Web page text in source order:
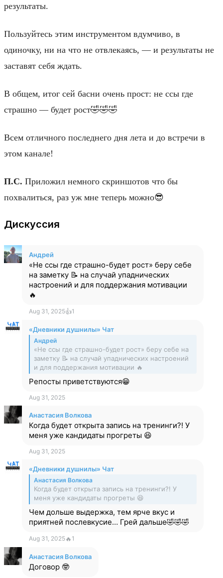
результаты.
Пользуйтесь этим инструментом вдумчиво, в
одиночку, ни на что не отвлекаясь, — и результаты не
заставят себя ждать.
В общем, итог сей басни очень прост: не ссы где
страшно — будет рост🤣🤣🤣
Всем отличного последнего дня лета и до встречи в
этом канале!
П.С. Приложил немного скриншотов что бы
похвалиться, раз уж мне теперь можно😎
Дискуссия
Андрей
«Не ссы где страшно-будет рост» беру себе
на заметку 📝 на случай упаднических
настроений и для поддержания мотивации
🔥
Aug 31, 2025👍1
«Дневники душнилы» Чат
Андрей
«Не ссы где страшно-будет рост» беру себе на
заметку 📝 на случай упаднических настроений
и для поддержания мотивации 🔥
Репосты приветствуются😁
Aug 31, 2025
Анастасия Волкова
Когда будет открыта запись на тренинги?! У
меня уже кандидаты прогреты 😆
Aug 31, 2025
«Дневники душнилы» Чат
Анастасия Волкова
Когда будет открыта запись на тренинги?! У
меня уже кандидаты прогреты 😆
Чем дольше выдержка, тем ярче вкус и
приятней послевкусие… Грей дальше🤣🤣🤣
Aug 31, 2025🔥 1
Анастасия Волкова
Договор 🤓